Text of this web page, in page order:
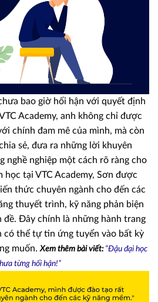
bao giờ hối hận với quyết định
Academy, anh không chỉ được
chính đam mê của mình, mà còn
sẻ, đưa ra những lời khuyên
nghề nghiệp một cách rõ ràng cho
học tại VTC Academy, Sơn được
thức chuyên ngành cho đến các
thuyết trình, kỹ năng phản biện
đề. Đây chính là những hành trang
có thể tự tin ứng tuyển vào bất kỳ
muốn. Xem thêm bài viết: “Đậu đại học
từng hối hận!”